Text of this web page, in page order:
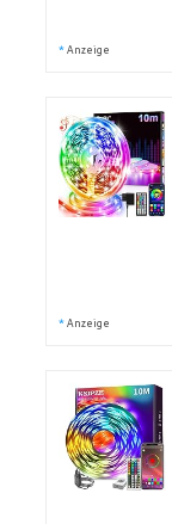
* Anzeige
* Anzeige